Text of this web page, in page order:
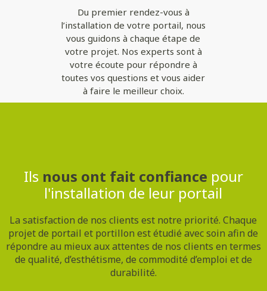
Du premier rendez-vous à
l’installation de votre portail, nous
vous guidons à chaque étape de
votre projet. Nos experts sont à
votre écoute pour répondre à
toutes vos questions et vous aider
à faire le meilleur choix.
Ils nous ont fait confiance pour
l'installation de leur portail
La satisfaction de nos clients est notre priorité. Chaque
projet de portail et portillon est étudié avec soin afin de
répondre au mieux aux attentes de nos clients en termes
de qualité, d’esthétisme, de commodité d’emploi et de
durabilité.